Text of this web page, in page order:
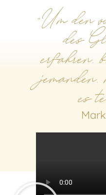
"Um
des
erfahren,
es